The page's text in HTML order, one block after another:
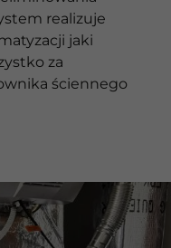
realizuje
jaki
za
ściennego